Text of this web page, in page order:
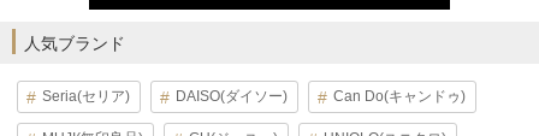
人気ブランド
Seria(セリア) DAISO(ダイソー) Can Do(キャンドゥ)